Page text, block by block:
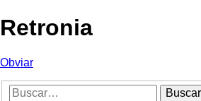
Retronia
Obviar
Buscar